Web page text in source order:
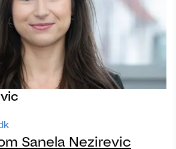
Sanela Nezirevic